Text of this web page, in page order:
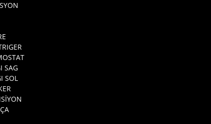
SAG
SOL